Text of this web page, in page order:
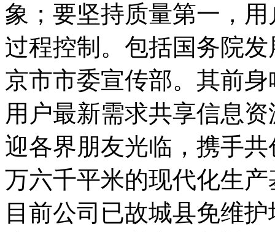
象；要坚持质量第一，
过程控制。包括国务院
京市市委宣传部。其前
用户最新需求共享信息
迎各界朋友光临，携手
万六千平米的现代化生
目前公司已故城县免维